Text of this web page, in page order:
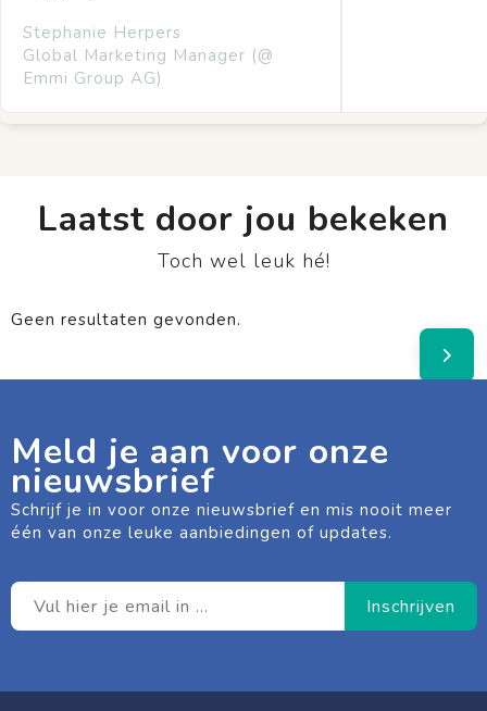
Stephanie Herpers
Global Marketing Manager (@
Emmi Group AG)
Laatst door jou bekeken
Toch wel leuk hé!
Geen resultaten gevonden.
Meld je aan voor onze
nieuwsbrief
Schrijf je in voor onze nieuwsbrief en mis nooit meer
één van onze leuke aanbiedingen of updates.